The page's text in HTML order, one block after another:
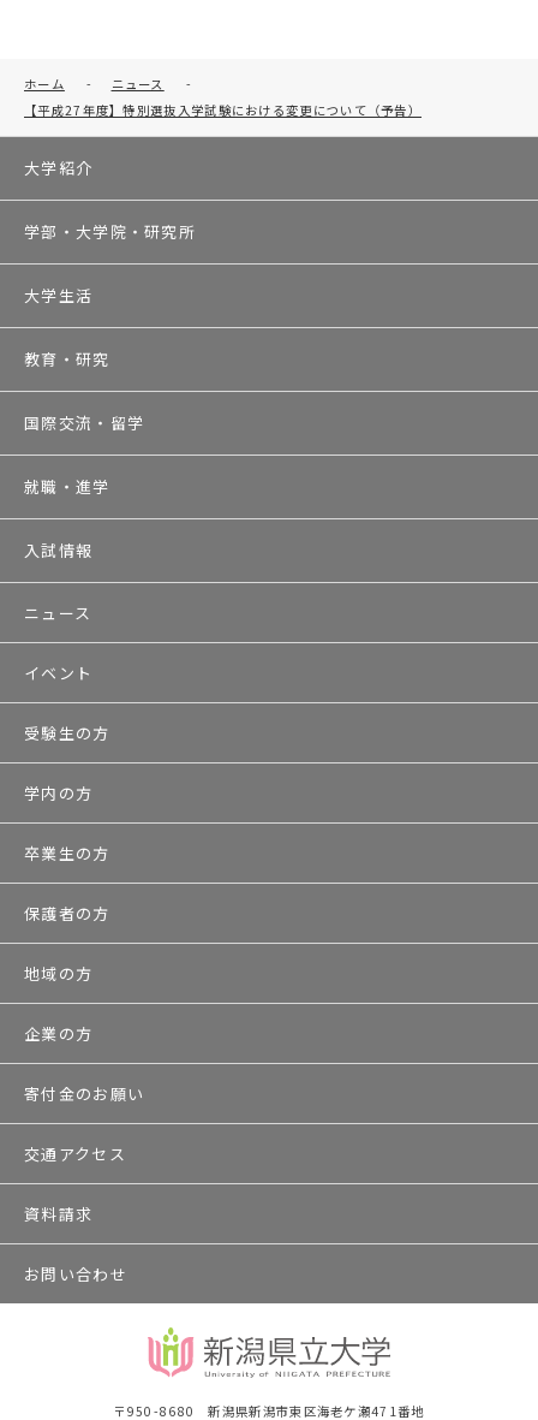
ホーム - ニュース
-
【平成27年度】特別選抜入学試験における変更について（予告）
大学紹介
学部・大学院・研究所
大学生活
教育・研究
国際交流・留学
就職・進学
入試情報
ニュース
イベント
受験生の方
学内の方
卒業生の方
保護者の方
地域の方
企業の方
寄付金のお願い
交通アクセス
資料請求
お問い合わせ
〒950-8680 新潟県新潟市東区海老ケ瀬471番地